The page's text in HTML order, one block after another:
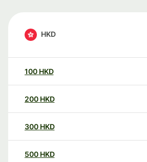
HKD
100 HKD
200 HKD
300 HKD
500 HKD